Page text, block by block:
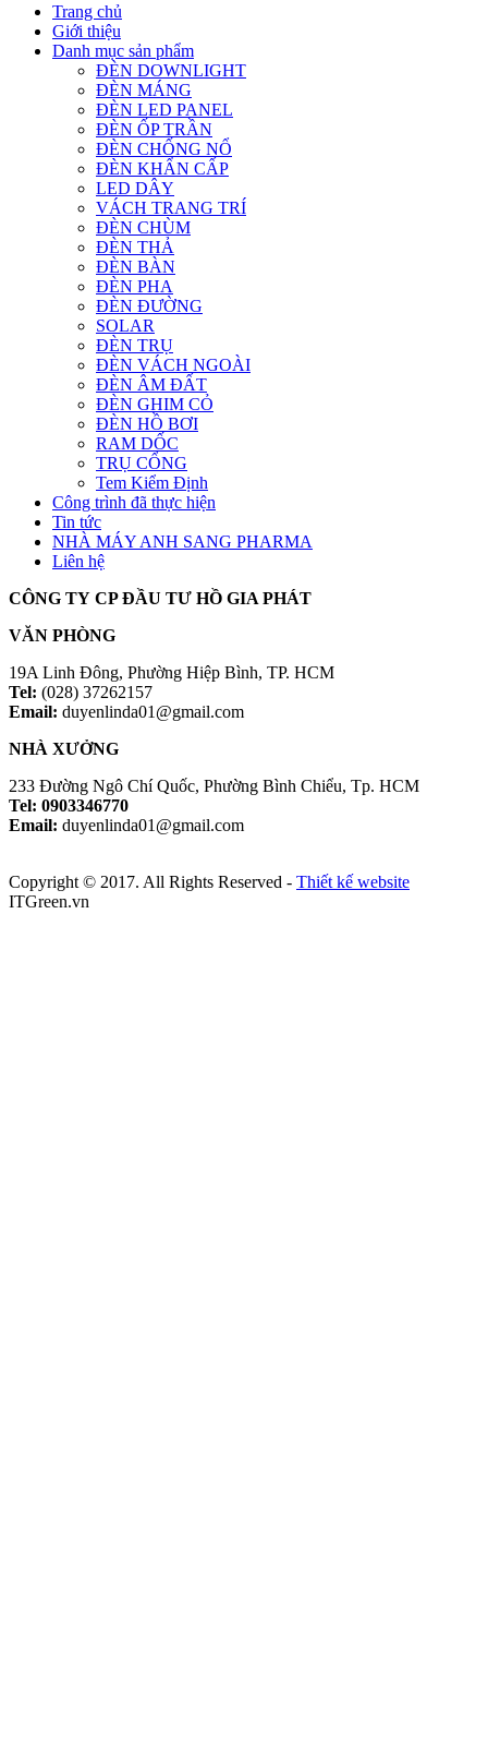
Trang chủ
Giới thiệu
Danh mục sản phẩm
ĐÈN DOWNLIGHT
ĐÈN MÁNG
ĐÈN LED PANEL
ĐÈN ỐP TRẦN
ĐÈN CHỐNG NỔ
ĐÈN KHẨN CẤP
LED DÂY
VÁCH TRANG TRÍ
ĐÈN CHÙM
ĐÈN THẢ
ĐÈN BÀN
ĐÈN PHA
ĐÈN ĐƯỜNG
SOLAR
ĐÈN TRỤ
ĐÈN VÁCH NGOÀI
ĐÈN ÂM ĐẤT
ĐÈN GHIM CỎ
ĐÈN HỒ BƠI
RAM DỐC
TRỤ CỔNG
Tem Kiểm Định
Công trình đã thực hiện
Tin tức
NHÀ MÁY ANH SANG PHARMA
Liên hệ
CÔNG TY CP ĐẦU TƯ HỒ GIA PHÁT
VĂN PHÒNG
19A Linh Đông, Phường Hiệp Bình, TP. HCM
Tel: (028) 37262157
Email: duyenlinda01@gmail.com
NHÀ XƯỞNG
233 Đường Ngô Chí Quốc, Phường Bình Chiểu, Tp. HCM
Tel: 0903346770
Email: duyenlinda01@gmail.com
Copyright © 2017. All Rights Reserved - Thiết kế website
ITGreen.vn